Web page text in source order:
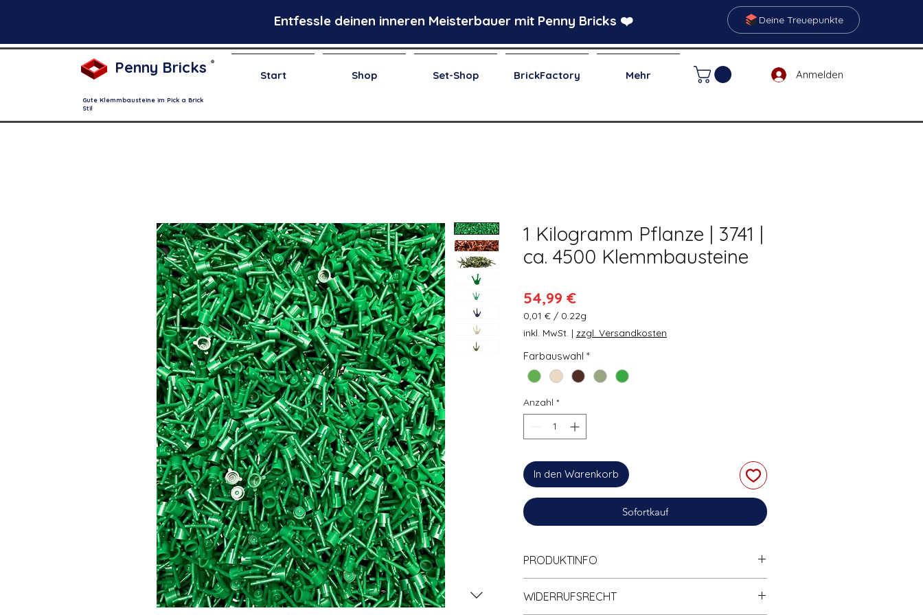
Entfessle deinen inneren Meisterbauer mit Penny Bricks ❤️ Deine Treuepunkte
Penny Bricks ®
Start Shop Set-Shop BrickFactory Mehr Anmelden
Gute Klemmbausteine im Pick a Brick
Stil
1 Kilogramm Pflanze | 3741 |
ca. 4500 Klemmbausteine
54,99 €Preis
0,01 € / 0.22g
0,01 €
pro
0.22
Gramm
inkl. MwSt. | zzgl. Versandkosten
Farbauswahl *
Anzahl *
In den Warenkorb
Sofortkauf
PRODUKTINFO
Brick
WIDERRUFSRECHT